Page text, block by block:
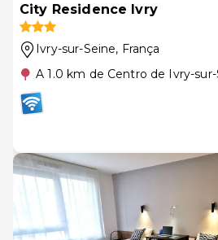
City Residence Ivry
Ivry-sur-Seine, França
A 1.0 km de Centro de Ivry-sur-